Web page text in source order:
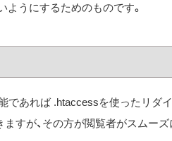
うにするためのものです。
能であれば .htaccessを使ったリ
ますが、その方が閲覧者がスムー